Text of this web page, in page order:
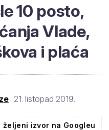
10 posto,
Vlade,
i plaća
21. listopad 2019.
izvor na Googleu